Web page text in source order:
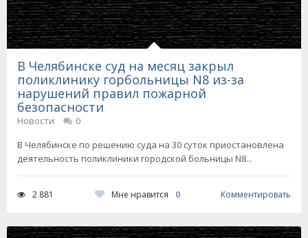
В Челябинске суд на месяц закрыл
поликлинику горбольницы N8 из-за
нарушений правил пожарной
безопасности
Новости
0
В Челябинске по решению суда на 30 суток приостановлена
деятельность поликлиники городской больницы N8...
2 881 Мне нравится 0 Комментировать